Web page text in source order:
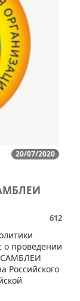
20/07/2020
612
о проведении